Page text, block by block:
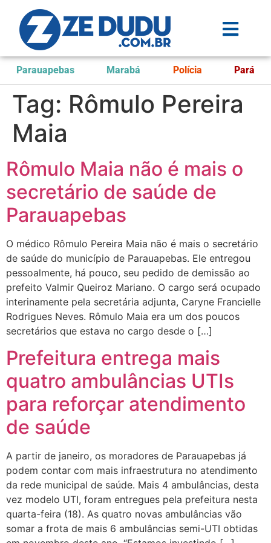
Parauapebas Marabá Polícia Pará
Tag: Rômulo Pereira
Maia
Rômulo Maia não é mais o
secretário de saúde de
Parauapebas
O médico Rômulo Pereira Maia não é mais o secretário
de saúde do município de Parauapebas. Ele entregou
pessoalmente, há pouco, seu pedido de demissão ao
prefeito Valmir Queiroz Mariano. O cargo será ocupado
interinamente pela secretária adjunta, Caryne Francielle
Rodrigues Neves. Rômulo Maia era um dos poucos
secretários que estava no cargo desde o […]
Prefeitura entrega mais
quatro ambulâncias UTIs
para reforçar atendimento
de saúde
A partir de janeiro, os moradores de Parauapebas já
podem contar com mais infraestrutura no atendimento
da rede municipal de saúde. Mais 4 ambulâncias, desta
vez modelo UTI, foram entregues pela prefeitura nesta
quarta-feira (18). As quatro novas ambulâncias vão
somar a frota de mais 6 ambulâncias semi-UTI obtidas